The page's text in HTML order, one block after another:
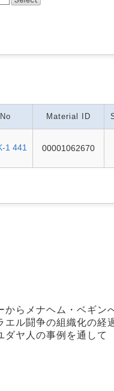
Material ID
1 441 00001062670
らメナヘム・ベギン
ル闘争の組織化の経
ヤ人の事例を通して